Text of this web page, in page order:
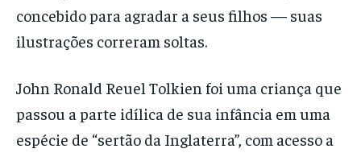
concebido para agradar a seus filhos — suas
ilustrações correram soltas.
John Ronald Reuel Tolkien foi uma criança que
passou a parte idílica de sua infância em uma
espécie de “sertão da Inglaterra”, com acesso a